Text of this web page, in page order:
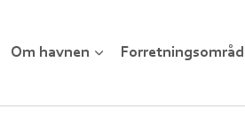
Om havnen